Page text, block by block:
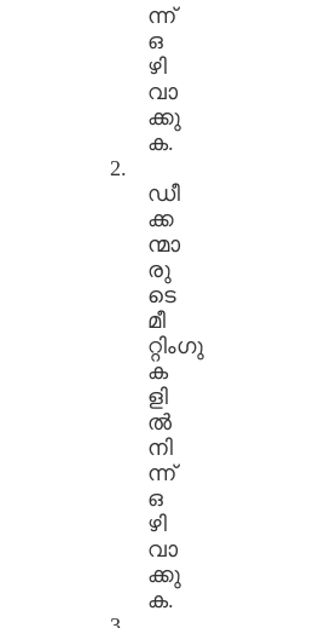
ന്ന്
ഒ
ഴി
വാ
ക്കു
ക.
2.
ഡീ
ക്ക
ന്മാ
രു
ടെ
മീ
റ്റിംഗു
ക
ളി
ൽ
നി
ന്ന്
ഒ
ഴി
വാ
ക്കു
ക.